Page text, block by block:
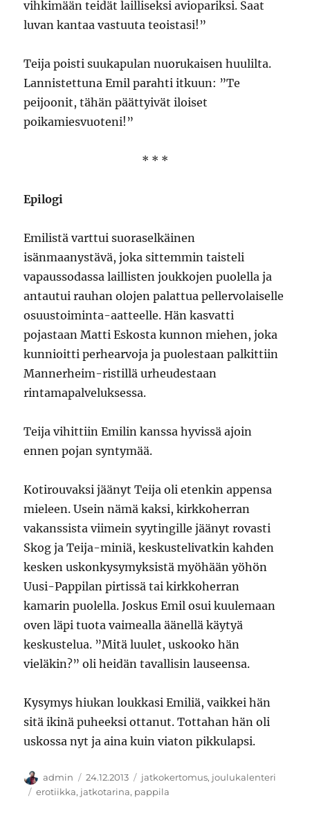
vihkimään teidät lailliseksi aviopariksi. Saat
luvan kantaa vastuuta teoistasi!”
Teija poisti suukapulan nuorukaisen huulilta.
Lannistettuna Emil parahti itkuun: ”Te
peijoonit, tähän päättyivät iloiset
poikamiesvuoteni!”
* * *
Epilogi
Emilistä varttui suoraselkäinen
isänmaanystävä, joka sittemmin taisteli
vapaussodassa laillisten joukkojen puolella ja
antautui rauhan olojen palattua pellervolaiselle
osuustoiminta-aatteelle. Hän kasvatti
pojastaan Matti Eskosta kunnon miehen, joka
kunnioitti perhearvoja ja puolestaan palkittiin
Mannerheim-ristillä urheudestaan
rintamapalveluksessa.
Teija vihittiin Emilin kanssa hyvissä ajoin
ennen pojan syntymää.
Kotirouvaksi jäänyt Teija oli etenkin appensa
mieleen. Usein nämä kaksi, kirkkoherran
vakanssista viimein syytingille jäänyt rovasti
Skog ja Teija-miniä, keskustelivatkin kahden
kesken uskonkysymyksistä myöhään yöhön
Uusi-Pappilan pirtissä tai kirkkoherran
kamarin puolella. Joskus Emil osui kuulemaan
oven läpi tuota vaimealla äänellä käytyä
keskustelua. ”Mitä luulet, uskooko hän
vieläkin?” oli heidän tavallisin lauseensa.
Kysymys hiukan loukkasi Emiliä, vaikkei hän
sitä ikinä puheeksi ottanut. Tottahan hän oli
uskossa nyt ja aina kuin viaton pikkulapsi.
Kirjoittaja
admin Julkaistu
24.12.2013 Kategoriat
jatkokertomus, joulukalenteri
Avainsanat
erotiikka, jatkotarina, pappila